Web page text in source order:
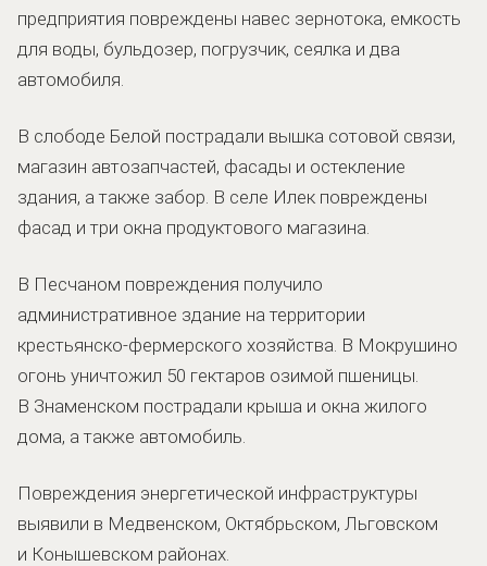
предприятия повреждены навес зернотока, емкость
для воды, бульдозер, погрузчик, сеялка и два
автомобиля.
В слободе Белой пострадали вышка сотовой связи,
магазин автозапчастей, фасады и остекление
здания, а также забор. В селе Илек повреждены
фасад и три окна продуктового магазина.
В Песчаном повреждения получило
административное здание на территории
крестьянско-фермерского хозяйства. В Мокрушино
огонь уничтожил 50 гектаров озимой пшеницы.
В Знаменском пострадали крыша и окна жилого
дома, а также автомобиль.
Повреждения энергетической инфраструктуры
выявили в Медвенском, Октябрьском, Льговском
и Конышевском районах.